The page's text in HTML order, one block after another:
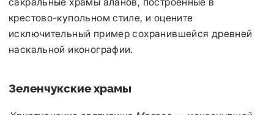
крестово-купольном стиле, и оцените
исключительный пример сохранившейся древней
наскальной иконографии.
Зеленчукские храмы